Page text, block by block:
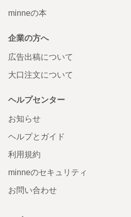
minneの本
企業の方へ
広告出稿について
大口注文について
ヘルプセンター
お知らせ
ヘルプとガイド
利用規約
minneのセキュリティ
お問い合わせ